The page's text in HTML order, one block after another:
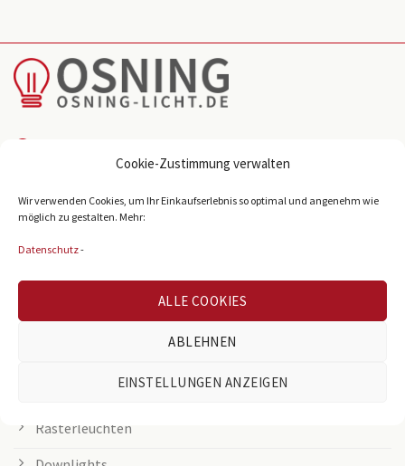
Cookie-Zustimmung verwalten
Wir verwenden Cookies, um Ihr Einkaufserlebnis so optimal und angenehm wie
möglich zu gestalten. Mehr:
Datenschutz-
ALLE COOKIES
ABLEHNEN
EINSTELLUNGEN ANZEIGEN
D-33605 Bielefeld
info@osning-licht.de
BELIEBTE KATEGORIEN
Rasterleuchten